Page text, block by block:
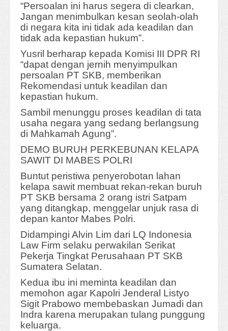
“Persoalan ini harus segera di clearkan,
Jangan menimbulkan kesan seolah-olah
di negara kita ini tidak ada keadilan dan
tidak ada kepastian hukum”.
Yusril berharap kepada Komisi III DPR RI
“dapat dengan jernih menyimpulkan
persoalan PT SKB, memberikan
Rekomendasi untuk keadilan dan
kepastian hukum.
Sambil menunggu proses keadilan di tata
usaha negara yang sedang berlangsung
di Mahkamah Agung”.
DEMO BURUH PERKEBUNAN KELAPA
SAWIT DI MABES POLRI
Buntut peristiwa penyerobotan lahan
kelapa sawit membuat rekan-rekan buruh
PT SKB bersama 2 orang istri Satpam
yang ditangkap, menggelar unjuk rasa di
depan kantor Mabes Polri.
Didampingi Alvin Lim dari LQ Indonesia
Law Firm selaku perwakilan Serikat
Pekerja Tingkat Perusahaan PT SKB
Sumatera Selatan.
Kedua ibu ini meminta keadilan dan
memohon agar Kapolri Jenderal Listyo
Sigit Prabowo membebaskan Jumadi dan
Indra karena merupakan tulang punggung
keluarga.